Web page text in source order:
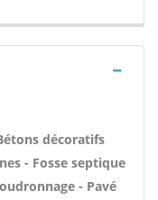
décoratifs
- Fosse septique
- Pavé